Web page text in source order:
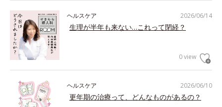
2026/06/14
ヘルスケア
生理が半年も来ない…これって閉経？
0 view
2026/06/10
ヘルスケア
更年期の治療って、どんなものがあるの？